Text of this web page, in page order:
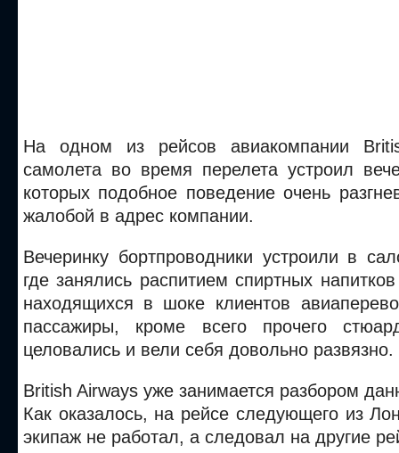
На одном из рейсов авиакомпании
самолета во время перелета устроил
которых подобное поведение очень
жалобой в адрес компании.
Вечеринку бортпроводники устроили в
где занялись распитием спиртных
находящихся в шоке клиентов
пассажиры, кроме всего прочего
целовались и вели себя довольно развязно.
British Airways уже занимается разбором
Как оказалось, на рейсе следующего из
экипаж не работал, а следовал на другие